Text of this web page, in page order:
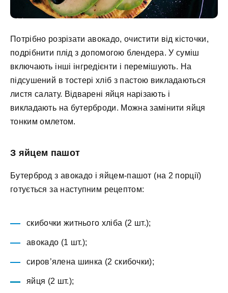
Потрібно розрізати авокадо, очистити від кісточки,
подрібнити плід з допомогою блендера. У суміш
включають інші інгредієнти і перемішують. На
підсушений в тостері хліб з пастою викладаються
листя салату. Відварені яйця нарізають і
викладають на бутерброди. Можна замінити яйця
тонким омлетом.
З яйцем пашот
Бутерброд з авокадо і яйцем-пашот (на 2 порції)
готується за наступним рецептом:
скибочки житнього хліба (2 шт.);
авокадо (1 шт.);
сиров’ялена шинка (2 скибочки);
яйця (2 шт.);